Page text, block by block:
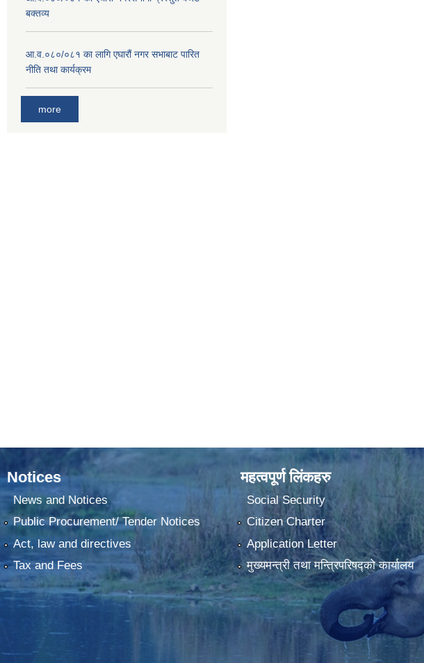
बक्तव्य
आ.व.०८०/०८१ का लागि एघारौं नगर सभाबाट पारित
नीति तथा कार्यक्रम
more
Notices
News and Notices
Public Procurement/ Tender Notices
Act, law and directives
Tax and Fees
महत्वपूर्ण लिंकहरु
Social Security
Citizen Charter
Application Letter
मुख्यमन्त्री तथा मन्त्रिपरिषद्को कार्यालय